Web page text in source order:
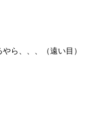
ら、、、（遠い目）